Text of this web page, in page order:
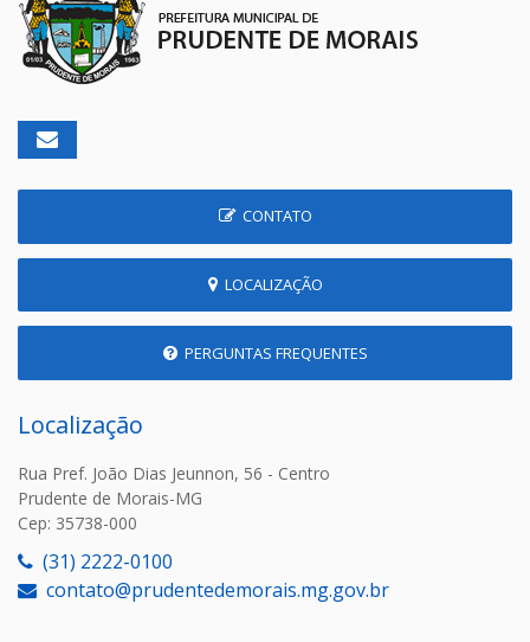
CONTATO
LOCALIZAÇÃO
PERGUNTAS FREQUENTES
Localização
Rua Pref. João Dias Jeunnon, 56 - Centro
Prudente de Morais-MG
Cep: 35738-000
(31) 2222-0100
contato@prudentedemorais.mg.gov.br